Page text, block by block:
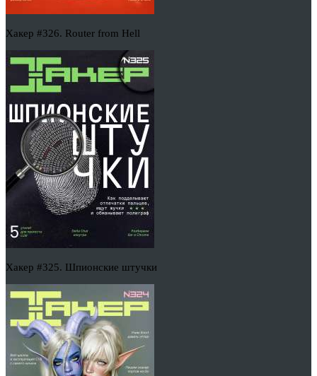
Хакер #326. Router from Hell
Хакер #325. Шпионские штучки